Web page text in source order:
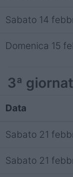
Sabato 14
Domenica 15
3ª
Data
Sabato 21
Sabato 21